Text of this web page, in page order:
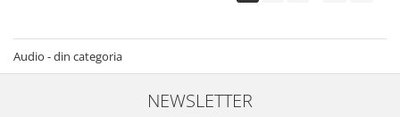
Audio - din categoria
NEWSLETTER